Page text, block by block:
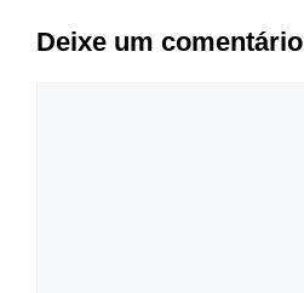
Deixe um comentário